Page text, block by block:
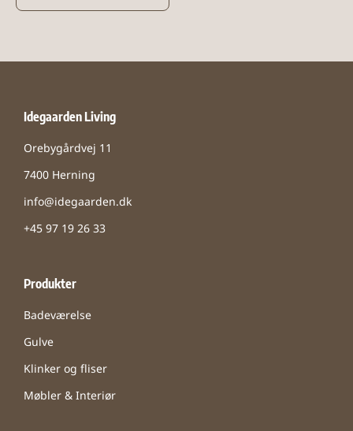
Idegaarden Living
Orebygårdvej 11
7400 Herning
info@idegaarden.dk
+45 97 19 26 33
Produkter
Badeværelse
Gulve
Klinker og fliser
Møbler & Interiør